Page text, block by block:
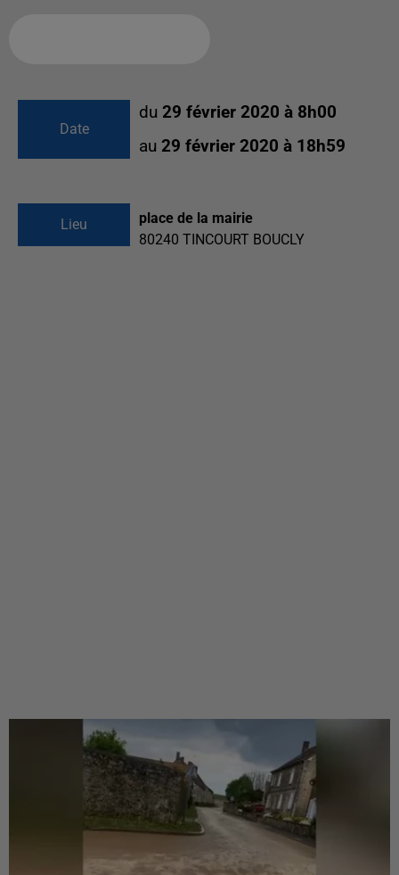
Date
du 29 février 2020 à 8h00
au 29 février 2020 à 18h59
Lieu
place de la mairie
80240 TINCOURT BOUCLY